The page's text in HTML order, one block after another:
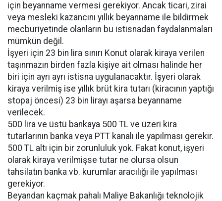
için beyanname vermesi gerekiyor. Ancak ticari, zirai
veya mesleki kazancını yıllık beyanname ile bildirmek
mecburiyetinde olanların bu istisnadan faydalanmaları
mümkün değil.
İşyeri için 23 bin lira sınırı Konut olarak kiraya verilen
taşınmazın birden fazla kişiye ait olması halinde her
biri için ayrı ayrı istisna uygulanacaktır. İşyeri olarak
kiraya verilmiş ise yıllık brüt kira tutarı (kiracının yaptığı
stopaj öncesi) 23 bin lirayı aşarsa beyanname
verilecek.
500 lira ve üstü bankaya 500 TL ve üzeri kira
tutarlarının banka veya PTT kanalı ile yapılması gerekir.
500 TL altı için bir zorunluluk yok. Fakat konut, işyeri
olarak kiraya verilmişse tutar ne olursa olsun
tahsilatın banka vb. kurumlar aracılığı ile yapılması
gerekiyor.
Beyandan kaçmak pahalı Maliye Bakanlığı teknolojik